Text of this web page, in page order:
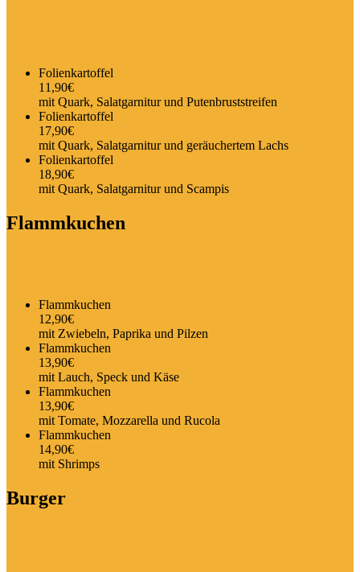
Folienkartoffel
11,90€
mit Quark, Salatgarnitur und Putenbruststreifen
Folienkartoffel
17,90€
mit Quark, Salatgarnitur und geräuchertem Lachs
Folienkartoffel
18,90€
mit Quark, Salatgarnitur und Scampis
Flammkuchen
Flammkuchen
12,90€
mit Zwiebeln, Paprika und Pilzen
Flammkuchen
13,90€
mit Lauch, Speck und Käse
Flammkuchen
13,90€
mit Tomate, Mozzarella und Rucola
Flammkuchen
14,90€
mit Shrimps
Burger